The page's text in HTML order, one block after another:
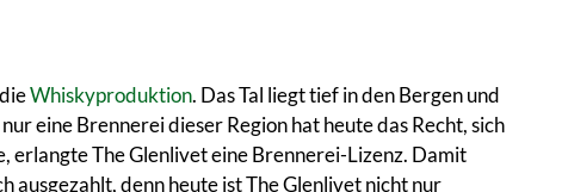
Whiskyproduktion. Das Tal liegt tief in den Bergen und
eine Brennerei dieser Region hat heute das Recht, sich
erlangte The Glenlivet eine Brennerei-Lizenz. Damit
ausgezahlt, denn heute ist The Glenlivet nicht nur